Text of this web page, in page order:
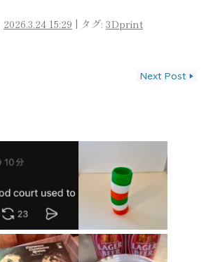
2026.3.24 15:29 | タグ: 3Dprint
Next Post ▶